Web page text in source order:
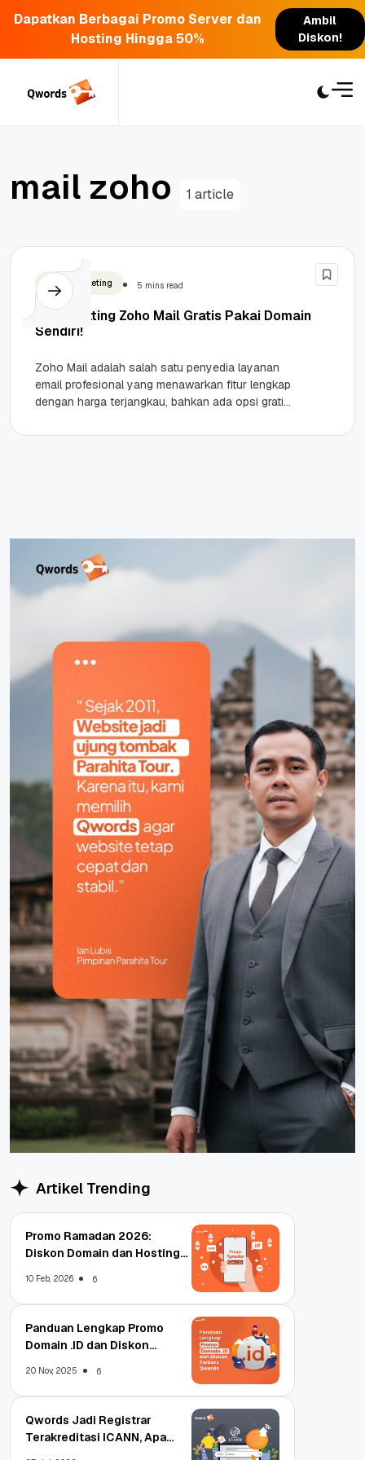
Dapatkan Berbagai Promo Server dan
Hosting Hingga 50%
Ambil
Diskon!
mail zoho 1 article
Email Marketing 5 mins read
Cara Setting Zoho Mail Gratis Pakai Domain
Sendiri!
Zoho Mail adalah salah satu penyedia layanan
email profesional yang menawarkan fitur lengkap
dengan harga terjangkau, bahkan ada opsi gratis
Artikel Trending
Promo Ramadan 2026:
Diskon Domain dan Hosting
10 Feb, 2026 6
Panduan Lengkap Promo
Domain .ID dan Diskon
20 Nov, 2025 6
Qwords Jadi Registrar
Terakreditasi ICANN, Apa